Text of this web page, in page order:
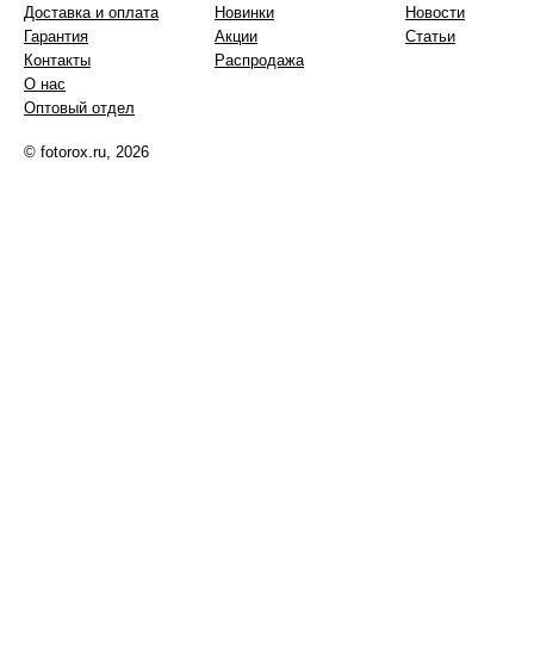
Доставка и оплата
Гарантия
Контакты
О нас
Оптовый отдел
Новинки
Акции
Распродажа
Новости
Статьи
© fotorox.ru, 2026